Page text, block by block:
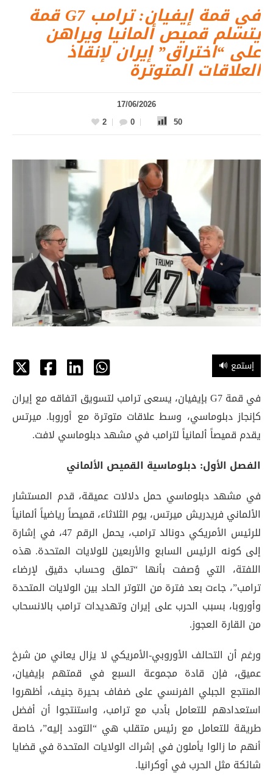
قمة G7 في قمة إيفيان: ترامب
يتسلم قميص ألمانيا ويراهن
على “اختراق” إيران لإنقاذ
العلاقات المتوترة
17/06/2026
2
0 50
🔊 إستمع
في قمة G7 بإيفيان، يسعى ترامب لتسويق اتفاقه مع إيران
كإنجاز دبلوماسي، وسط علاقات متوترة مع أوروبا. ميرتس
يقدم قميصاً ألمانياً لترامب في مشهد دبلوماسي لافت.
الفصل الأول: دبلوماسية القميص الألماني
في مشهد دبلوماسي حمل دلالات عميقة، قدم المستشار
الألماني فريدريش ميرتس، يوم الثلاثاء، قميصاً رياضياً ألمانياً
للرئيس الأمريكي دونالد ترامب، يحمل الرقم 47، في إشارة
إلى كونه الرئيس السابع والأربعين للولايات المتحدة. هذه
اللفتة، التي وُصفت بأنها “تملق وحساب دقيق لإرضاء
ترامب”، جاءت بعد فترة من التوتر الحاد بين الولايات المتحدة
وأوروبا، بسبب الحرب على إيران وتهديدات ترامب بالانسحاب
من القارة العجوز.
ورغم أن التحالف الأوروبي-الأمريكي لا يزال يعاني من شرخ
عميق، فإن قادة مجموعة السبع في قمتهم بإيفيان،
المنتجع الجبلي الفرنسي على ضفاف بحيرة جنيف، أظهروا
استعدادهم للتعامل بأدب مع ترامب، واستنتجوا أن أفضل
طريقة للتعامل مع رئيس متقلب هي “التودد إليه”، خاصة
أنهم ما زالوا يأملون في إشراك الولايات المتحدة في قضايا
شائكة مثل الحرب في أوكرانيا.